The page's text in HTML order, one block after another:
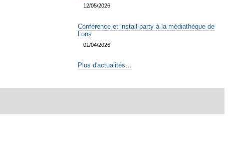
12/05/2026
Conférence et install-party à la médiathèque de
Lons
01/04/2026
Plus d'actualités…